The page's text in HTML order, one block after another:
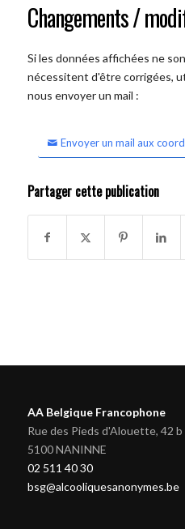
Changements /
Si les données affichées ne
nécessitent d'être corrigées,
nous envoyer un mail :
Envoyer un mail aux
Partager cette publication
AA Belgique Francophone
Rue des Pieds d'Alouette, 42 b
5100 NANINNE
02 511 40 30
bsg@alcooliquesanonymes.be